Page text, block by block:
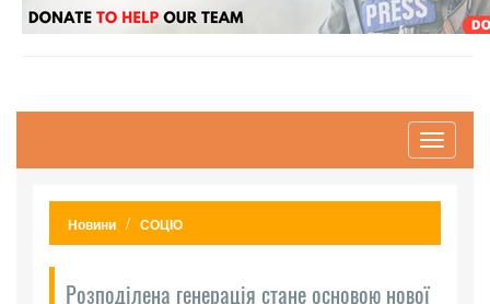
Toggle
Новини СОЦІО
Розподілена генерація стане основою нової